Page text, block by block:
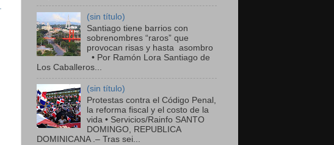
(sin título)
Santiago tiene barrios con
sobrenombres “raros” que
provocan risas y hasta asombro
• Por Ramón Lora Santiago de
Los Caballeros...
(sin título)
Protestas contra el Código Penal,
la reforma fiscal y el costo de la
vida • Servicios/Rainfo SANTO
DOMINGO, REPUBLICA
DOMINICANA .– Tras sei...